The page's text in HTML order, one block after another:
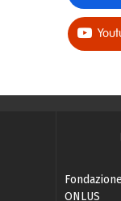
ONLUS